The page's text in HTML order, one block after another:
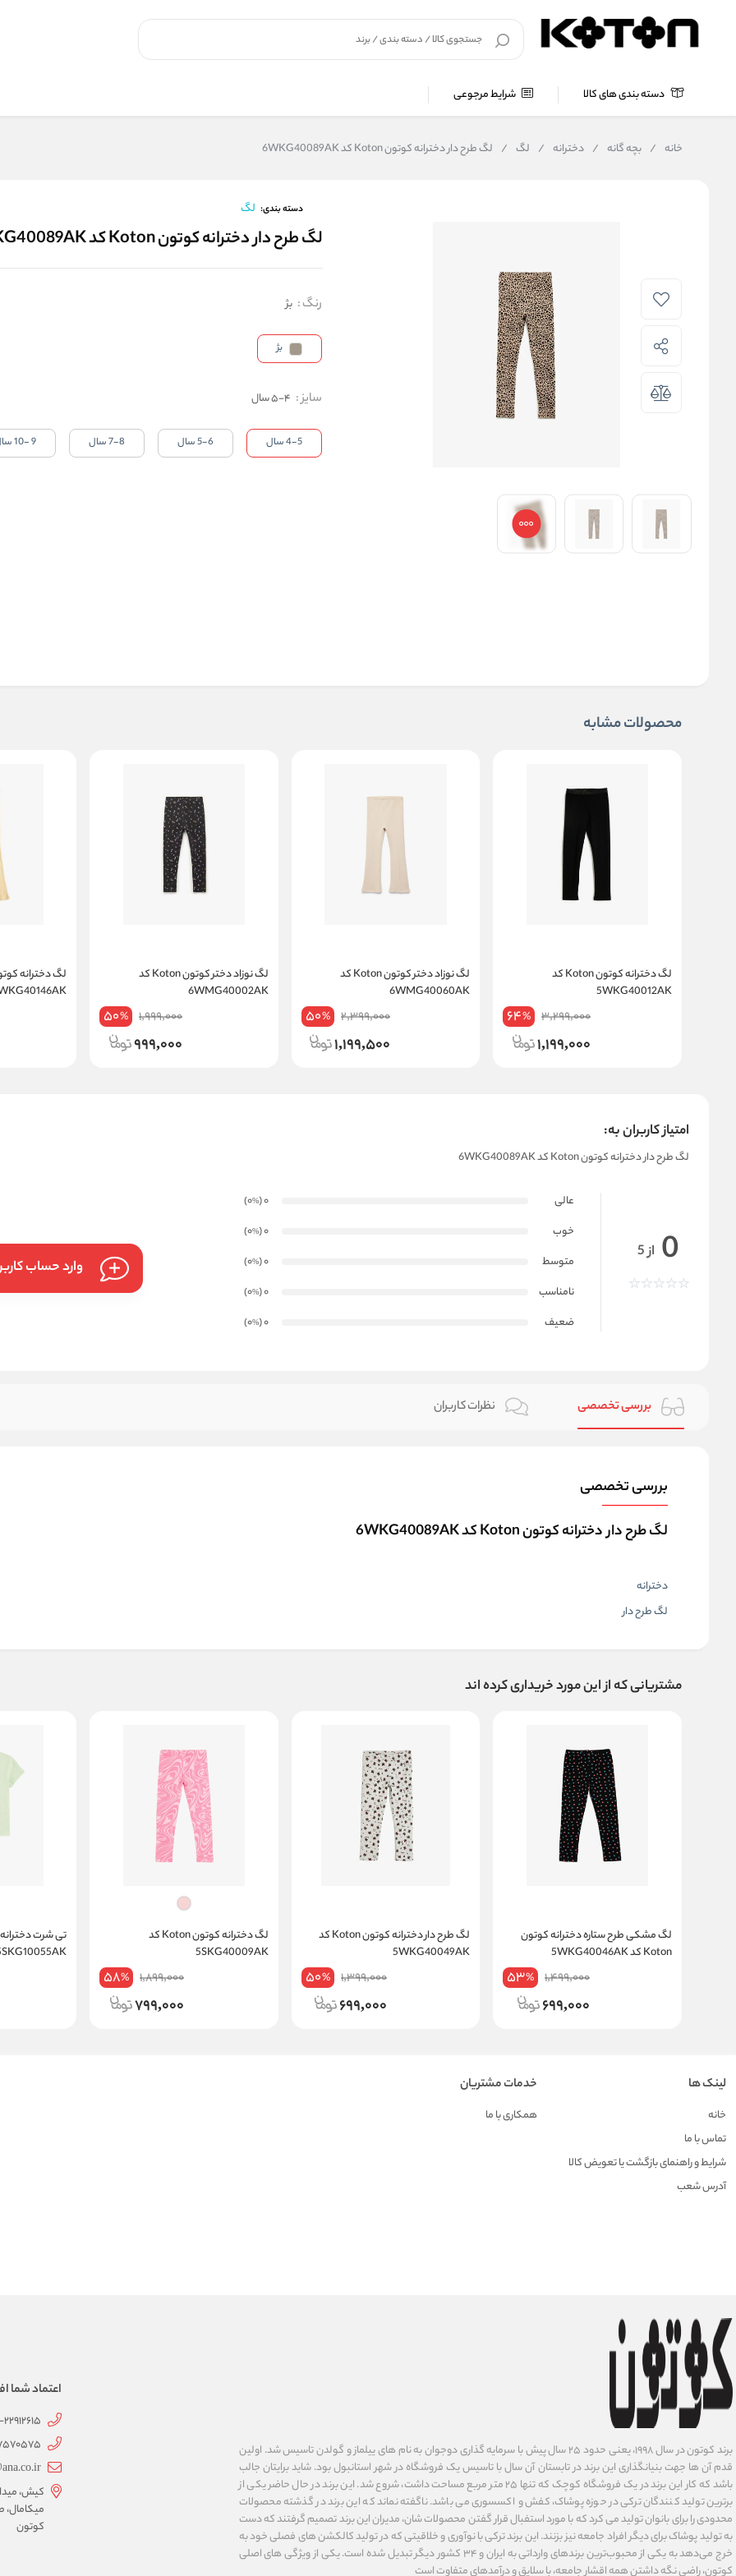
دسته بندی های کالا شرایط مرجوعی
خانه / بچه گانه / دخترانه / لگ / لگ طرح دار دخترانه کوتون Koton کد 6WKG40089AK
دسته بندی: لگ
لگ طرح دار دخترانه کوتون Koton کد 6WKG40089AK
رنگ: بژ
بژ
سایز: 4-5 سال
4-5 سال 5-6 سال 7-8 سال 9 -10 سال
محصولات مشابه
لگ دخترانه کوتون Koton کد
5WKG40012AK
3,299,000
64%
1,199,000
لگ نوزاد دختر کوتون Koton کد
6WMG40060AK
2,399,000
50%
1,199,500
لگ نوزاد دختر کوتون Koton کد
6WMG40002AK
1,999,000
50%
999,000
امتیاز کاربران به:
لگ طرح دار دخترانه کوتون Koton کد 6WKG40089AK
0 از 5
عالی 0
(0
%
)
خوب
0
(0
%
)
متوسط
0
(0
%
)
نامناسب
0
(0
%
)
ضعیف
0
(0
%
)
وارد حساب
بررسی تخصصی نظرات کاربران
بررسی تخصصی
لگ طرح دار دخترانه کوتون Koton کد 6WKG40089AK
دخترانه
لگ طرح دار
مشتریانی که از این مورد خریداری کرده اند
لگ مشکی طرح ستاره دخترانه کوتون
Koton کد 5WKG40046AK
1,499,000
53%
699,000
لگ طرح دار دخترانه کوتون Koton کد
5WKG40049AK
1,399,000
50%
699,000
لگ دخترانه کوتون Koton کد
5SKG40009AK
1,899,000
58%
799,000
5SKG10055AK
لینک ها
خانه
تماس با ما
شرایط و راهنمای بازگشت یا تعویض کالا
آدرس شعب
خدمات مشتریان
همکاری با ما
برند کوتون در سال ۱۹۹۸، یعنی حدود ۲۵ سال پیش با سرمایه گذاری دوجوان به نام های ییلماز و گولدن تاسیس شد. اولین
قدم آن ها جهت بنیانگذاری این برند در تابستان آن سال با تاسیس یک فروشگاه در شهر استانبول بود. شاید برایتان جالب
باشد که کار این برند در یک فروشگاه کوچک که تنها ۲۵ متر مربع مساحت داشت، شروع شد. این برند در حال حاضر یکی از
برترین تولید کنندگان ترکی در حوزه پوشاک، کفش و اکسسوری می باشد. ناگفته نماند که این برند در گذشته محصولات
محدودی را برای بانوان تولید می کرد که با مورد استفبال قرار گفتن محصولات شان، مدیران این برند تصمیم گرفتند که دست
به تولید پوشاک برای دیگر افراد جامعه نیز بزنند. این برند ترکی با نوآوری ‌و خلاقیتی که در تولید کالکشن های فصلی خود به
خرج می‌دهد به یکی از محبوب‌ترین برندهای وارداتی به ایران و ۳۴ کشور دیگر تبدیل شده‌ است. یکی از ویژگی های اصلی
کوتون، راضی نگه داشتن همه اقشار جامعه، با سلایق و درآمدهای متفاوت است
اعتماد شما
22912615
کیش،
کوتون